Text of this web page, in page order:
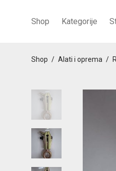
Shop Kategorije
Shop / Alati i oprema /